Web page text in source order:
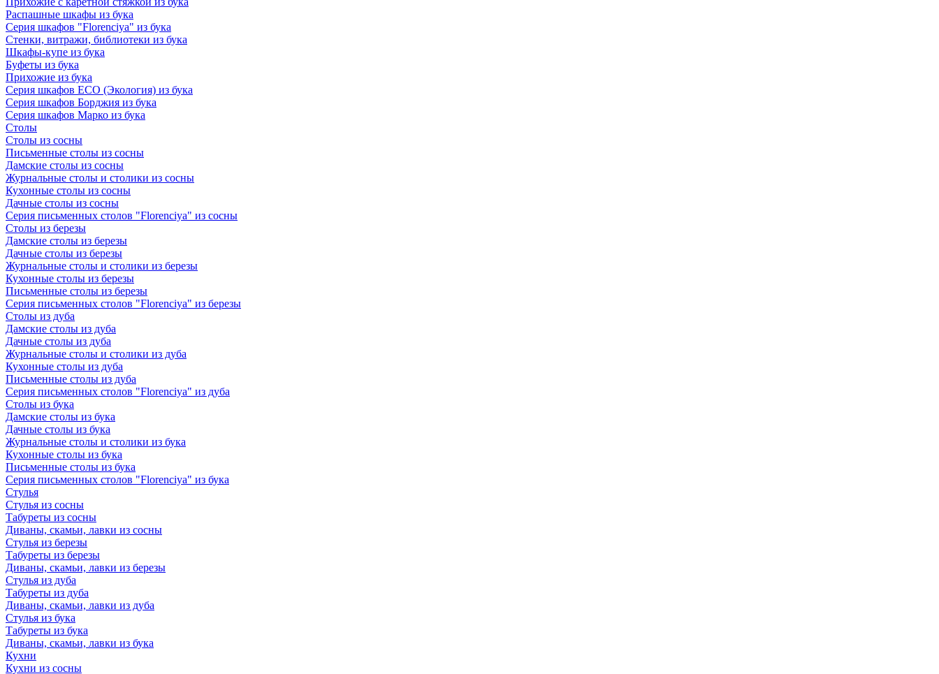
Распашные шкафы из бука
Серия шкафов "Florenciya" из бука
Стенки, витражи, библиотеки из бука
Шкафы-купе из бука
Буфеты из бука
Прихожие из бука
Серия шкафов ECO (Экология) из бука
Серия шкафов Борджия из бука
Серия шкафов Марко из бука
Столы
Столы из сосны
Письменные столы из сосны
Дамские столы из сосны
Журнальные столы и столики из сосны
Кухонные столы из сосны
Дачные столы из сосны
Серия письменных столов "Florenciya" из сосны
Столы из березы
Дамские столы из березы
Дачные столы из березы
Журнальные столы и столики из березы
Кухонные столы из березы
Письменные столы из березы
Серия письменных столов "Florenciya" из березы
Столы из дуба
Дамские столы из дуба
Дачные столы из дуба
Журнальные столы и столики из дуба
Кухонные столы из дуба
Письменные столы из дуба
Серия письменных столов "Florenciya" из дуба
Столы из бука
Дамские столы из бука
Дачные столы из бука
Журнальные столы и столики из бука
Кухонные столы из бука
Письменные столы из бука
Серия письменных столов "Florenciya" из бука
Стулья
Стулья из сосны
Табуреты из сосны
Диваны, скамьи, лавки из сосны
Стулья из березы
Табуреты из березы
Диваны, скамьи, лавки из березы
Стулья из дуба
Табуреты из дуба
Диваны, скамьи, лавки из дуба
Стулья из бука
Табуреты из бука
Диваны, скамьи, лавки из бука
Кухни
Кухни из сосны